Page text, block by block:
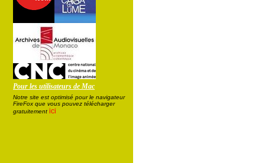
Pour les utilisateurs de Mac
Notre site est optimisé pour le navigateur
FireFox que vous pouvez télécharger
gratuitement ici